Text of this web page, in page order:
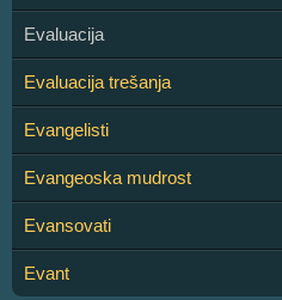
Evaluacija
Evaluacija trešanja
Evangelisti
Evangeoska mudrost
Evansovati
Evant